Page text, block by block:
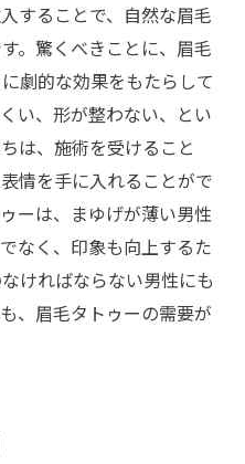
することで、自然な眉毛
。驚くべきことに、眉毛
劇的な効果をもたらして
い、形が整わない、とい
は、施術を受けること
情を手に入れることがで
ーは、まゆげが薄い男性
なく、印象も向上するた
ければならない男性にも
、眉毛タトゥーの需要が